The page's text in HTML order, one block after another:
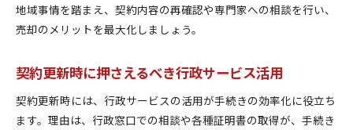
地域事情を踏まえ、契約内容の再確認や専門家への相談を行い、
売却のメリットを最大化しましょう。
契約更新時に押さえるべき行政サービス活用
契約更新時には、行政サービスの活用が手続きの効率化に役立ち
ます。理由は、行政窓口での相談や各種証明書の取得が、手続き